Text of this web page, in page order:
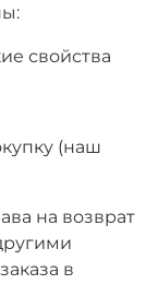
свойства
(наш
на возврат
в